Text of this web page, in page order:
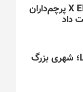
تراشه اسنپدراگون X Elite پرچم‌داران
بازی/ Looney Tunes؛ شهری بزرگ